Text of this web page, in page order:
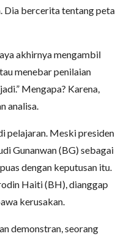
Dia bercerita tentang peta
akhirnya mengambil
menebar penilaian
Mengapa? Karena,
analisa.
pelajaran. Meski presiden
Gunanwan (BG) sebagai
dengan keputusan itu.
Haiti (BH), dianggap
kerusakan.
demonstran, seorang